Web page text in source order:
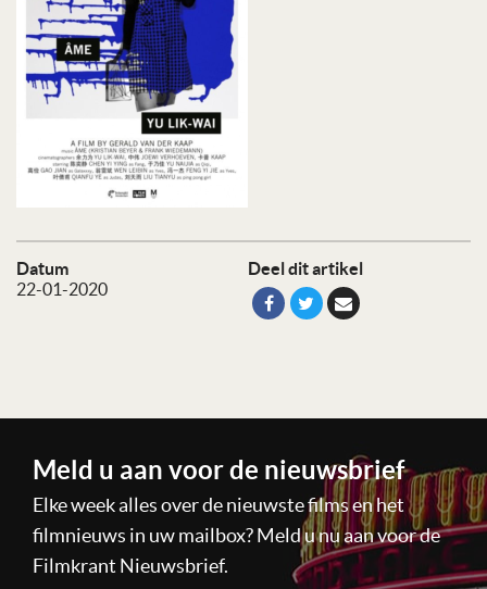
Datum
22-01-2020
Deel dit artikel
Meld u aan voor de nieuwsbrief
Elke week alles over de nieuwste films en het
filmnieuws in uw mailbox? Meld u nu aan voor de
Filmkrant Nieuwsbrief.